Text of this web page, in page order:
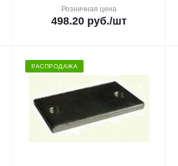
Розничная цена
498.20руб./шт
РАСПРОДАЖА